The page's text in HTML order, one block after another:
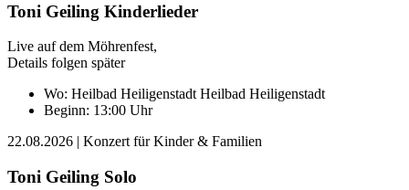
Toni Geiling Kinderlieder
Live auf dem Möhrenfest,
Details folgen später
Wo: Heilbad Heiligenstadt Heilbad Heiligenstadt
Beginn: 13:00 Uhr
22.08.2026 | Konzert für Kinder & Familien
Toni Geiling Solo